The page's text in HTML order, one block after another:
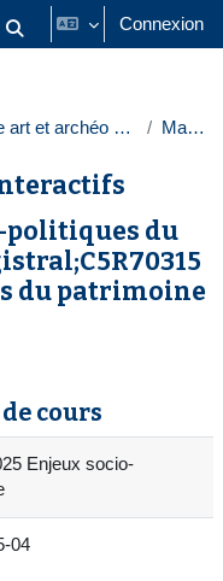
Activer/désactiver la saisie
Connexion
École histoire art et archéo Sorbonne Masters
politiques du
du patrimoine
cours
Enjeux socio-
04